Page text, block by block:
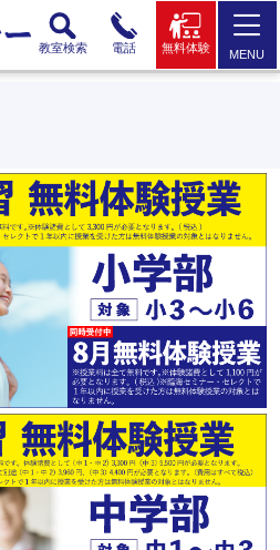
教室検索 電話 無料体験 MENU